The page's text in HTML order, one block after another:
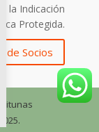
la Indicación
Protegida.
de Socios